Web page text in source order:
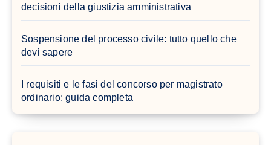
decisioni della giustizia amministrativa
Sospensione del processo civile: tutto quello che
devi sapere
I requisiti e le fasi del concorso per magistrato
ordinario: guida completa